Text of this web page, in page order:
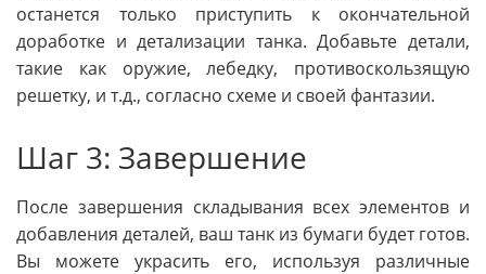
останется только приступить к окончательной
доработке и детализации танка. Добавьте детали,
такие как оружие, лебедку, противоскользящую
решетку, и т.д., согласно схеме и своей фантазии.
Шаг 3: Завершение
После завершения складывания всех элементов и
добавления деталей, ваш танк из бумаги будет готов.
Вы можете украсить его, используя различные